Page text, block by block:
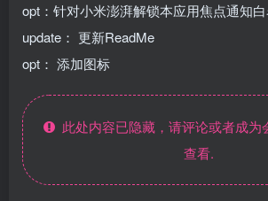
opt：针对小米澎湃解锁本应用焦点通知
update： 更新ReadMe
opt： 添加图标
此处内容已隐藏，请评论或者成为
查看.